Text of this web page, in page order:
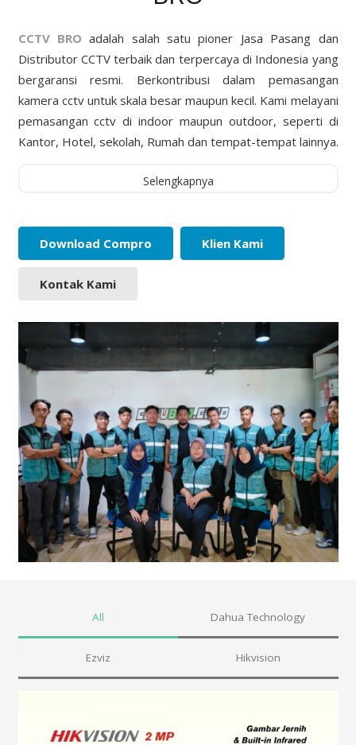
CCTV BRO adalah salah satu pioner Jasa Pasang dan
Distributor CCTV terbaik dan terpercaya di Indonesia yang
bergaransi resmi. Berkontribusi dalam pemasangan
kamera cctv untuk skala besar maupun kecil. Kami melayani
pemasangan cctv di indoor maupun outdoor, seperti di
Kantor, Hotel, sekolah, Rumah dan tempat-tempat lainnya.
Selengkapnya
Download Compro Klien Kami
Kontak Kami
All Dahua Technology
Ezviz Hikvision